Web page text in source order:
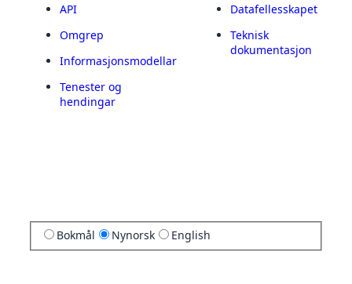
API
Omgrep
Informasjonsmodellar
Tenester og
hendingar
Datafellesskapet
Teknisk
dokumentasjon
Bokmål Nynorsk English